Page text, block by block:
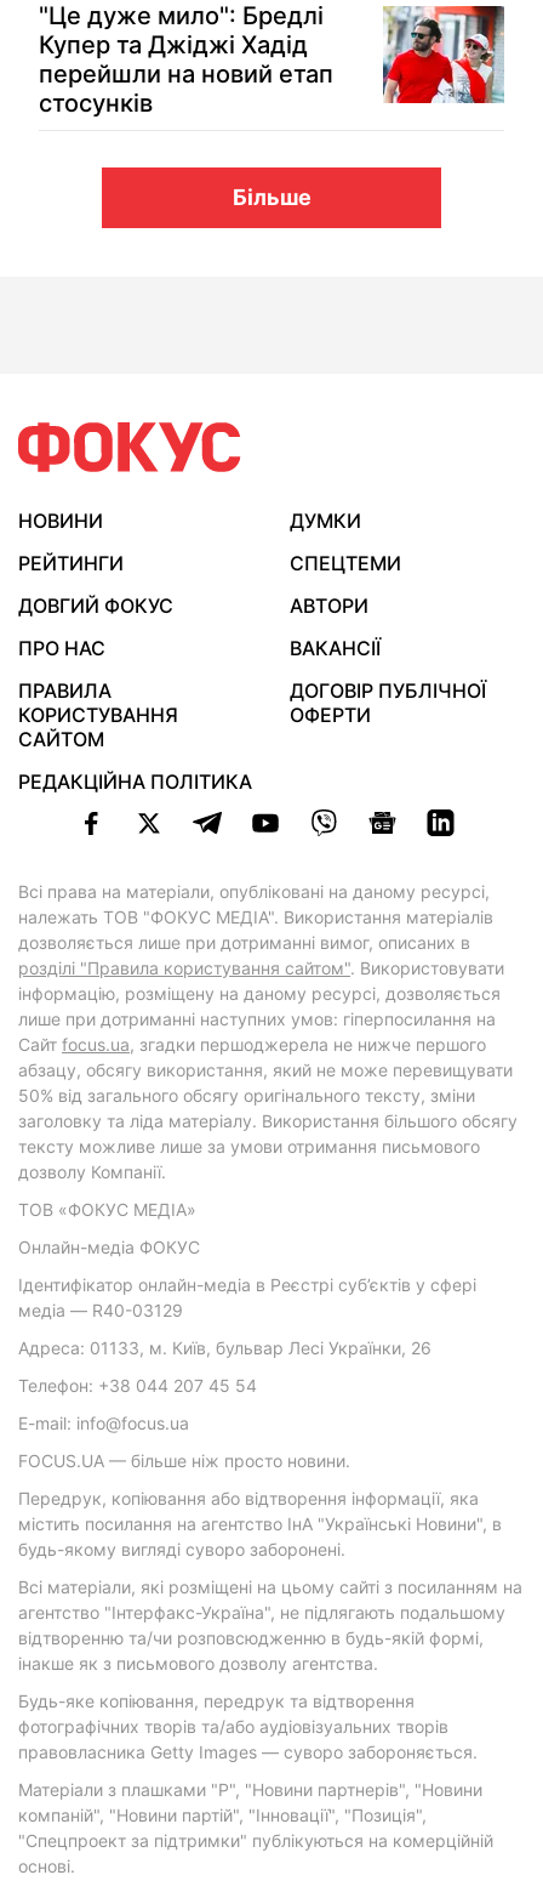
"Це дуже мило": Бредлі
Купер та Джіджі Хадід
перейшли на новий етап
стосунків
Більше
НОВИНИ
ДУМКИ
РЕЙТИНГИ
СПЕЦТЕМИ
ДОВГИЙ ФОКУС
АВТОРИ
ПРО НАС
ВАКАНСІЇ
ПРАВИЛА
КОРИСТУВАННЯ
САЙТОМ
ДОГОВІР ПУБЛІЧНОЇ
ОФЕРТИ
РЕДАКЦІЙНА ПОЛІТИКА
Всі права на матеріали, опубліковані на даному ресурсі,
належать ТОВ "ФОКУС МЕДІА". Використання матеріалів
дозволяється лише при дотриманні вимог, описаних в
розділі "Правила користування сайтом". Використовувати
інформацію, розміщену на даному ресурсі, дозволяється
лише при дотриманні наступних умов: гіперпосилання на
Cайт focus.ua, згадки першоджерела не нижче першого
абзацу, обсягу використання, який не може перевищувати
50% від загального обсягу оригінального тексту, зміни
заголовку та ліда матеріалу. Використання більшого обсягу
тексту можливе лише за умови отримання письмового
дозволу Компанії.
ТОВ «ФОКУС МЕДІА»
Онлайн-медіа ФОКУС
Ідентифікатор онлайн-медіа в Реєстрі суб’єктів у сфері
медіа — R40-03129
Адреса: 01133, м. Київ, бульвар Лесі Українки, 26
Телефон: +38 044 207 45 54
E-mail: info@focus.ua
FOCUS.UA — більше ніж просто новини.
Передрук, копіювання або відтворення інформації, яка
містить посилання на агентство ІнА "Українські Новини", в
будь-якому вигляді суворо заборонені.
Всі матеріали, які розміщені на цьому сайті з посиланням на
агентство "Інтерфакс-Україна", не підлягають подальшому
відтворенню та/чи розповсюдженню в будь-якій формі,
інакше як з письмового дозволу агентства.
Будь-яке копіювання, передрук та відтворення
фотографічних творів та/або аудіовізуальних творів
правовласника Getty Images — суворо забороняється.
Матеріали з плашками "Р", "Новини партнерів", "Новини
компаній", "Новини партій", "Інновації", "Позиція",
"Спецпроект за підтримки" публікуються на комерційній
основі.